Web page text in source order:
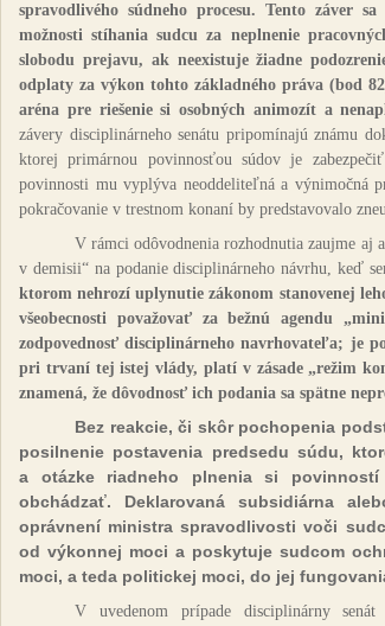
spravodlivého súdneho procesu. Tento záver
možnosti stíhania sudcu za neplnenie
slobodu prejavu, ak neexistuje žiadne
odplaty za výkon tohto základného práva (bod
aréna pre riešenie si osobných animozít a
závery disciplinárneho senátu pripomínajú známu
ktorej primárnou povinnosťou súdov je
povinnosti mu vyplýva neoddeliteľná a výnimočná
pokračovanie v trestnom konaní by predstavovalo
V rámci odôvodnenia rozhodnutia zaujme aj
v demisii“ na podanie disciplinárneho návrhu, keď
ktorom nehrozí uplynutie zákonom stanovenej
všeobecnosti považovať za bežnú agendu
zodpovednosť disciplinárneho navrhovateľa; je
pri trvaní tej istej vlády, platí v zásade „režim
znamená, že dôvodnosť ich podania sa spätne
Bez reakcie, či skôr pochopenia
posilnenie postavenia predsedu súdu,
a otázke riadneho plnenia si
obchádzať. Deklarovaná subsidiárna
oprávnení ministra spravodlivosti voči
od výkonnej moci a poskytuje sudcom
moci, a teda politickej moci, do jej
V uvedenom prípade disciplinárny